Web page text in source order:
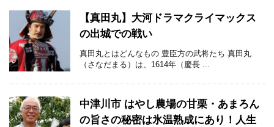
【真田丸】大河ドラマクライマックス
の出城での戦い
真田丸とはどんなもの 豊臣方の武将たち 真田丸
（さなだまる）は、1614年（慶長 ...
中津川市 はやし農場の甘栗・あまろん
の旨さの秘密は氷温熟成にあり！人生